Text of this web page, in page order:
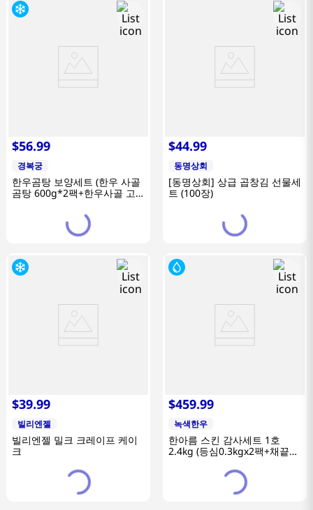
$56.99
경복궁
한우곰탕 보양세트 (한우 사골
곰탕 600g*2팩+한우사골 고
기곰탕 600g*2팩+사골고기도
가니탕 600g*2팩)
$44.99
동명상회
[동명상회] 상급 곱창김 선물세
트 (100장)
$39.99
빌리엔젤
빌리엔젤 밀크 크레이프 케이
크
$459.99
녹색한우
한아름 스킨 감사세트 1호
2.4kg (등심0.3kgx2팩+채끝
0.3kgx2팩+특수부위0.3kgx2
팩+국거리0.3kgx2팩/1+등급)